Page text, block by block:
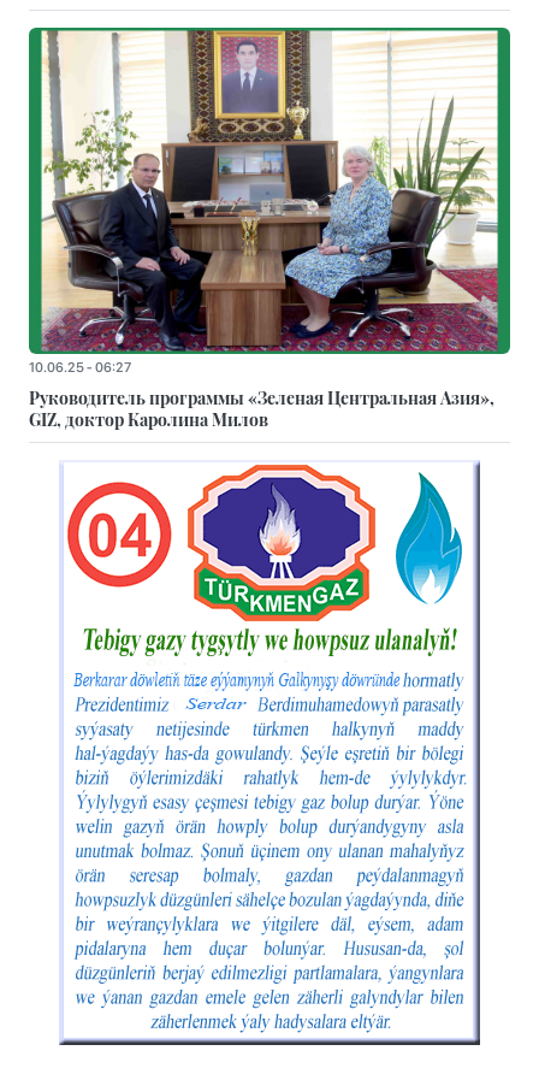
10.06.25 - 06:27
Руководитель программы «Зеленая Центральная Азия»,
GIZ, доктор Каролина Милов